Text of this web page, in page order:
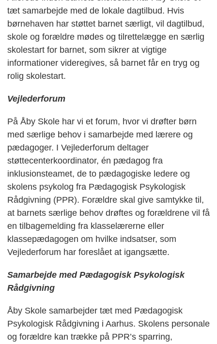
tæt samarbejde med de lokale dagtilbud. Hvis
børnehaven har støttet barnet særligt, vil dagtilbud,
skole og forældre mødes og tilrettelægge en særlig
skolestart for barnet, som sikrer at vigtige
informationer videregives, så barnet får en tryg og
rolig skolestart.
Vejlederforum
På Åby Skole har vi et forum, hvor vi drøfter børn
med særlige behov i samarbejde med lærere og
pædagoger. I Vejlederforum deltager
støttecenterkoordinator, én pædagog fra
inklusionsteamet, de to pædagogiske ledere og
skolens psykolog fra Pædagogisk Psykologisk
Rådgivning (PPR). Forældre skal give samtykke til,
at barnets særlige behov drøftes og forældrene vil få
en tilbagemelding fra klasselærerne eller
klassepædagogen om hvilke indsatser, som
Vejlederforum har foreslået at igangsætte.
Samarbejde med Pædagogisk Psykologisk
Rådgivning
Åby Skole samarbejder tæt med Pædagogisk
Psykologisk Rådgivning i Aarhus. Skolens personale
og forældre kan trække på PPR’s sparring,